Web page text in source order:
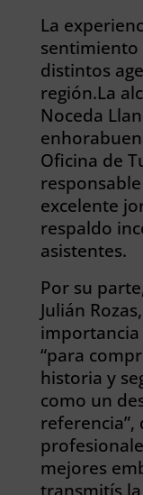
La
sentimiento
distintos
región.La
Noceda
Oficina de
excelente
respaldo
asistentes.
Por su
Julián
“para
historia y
como un
referencia”,
mejores
transmitís la